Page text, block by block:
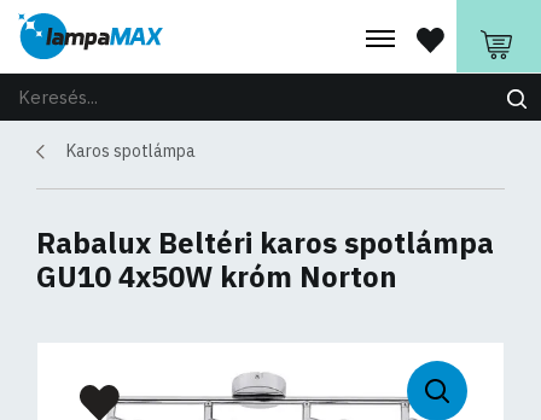
Karos spotlámpa
Rabalux Beltéri karos spotlámpa
GU10 4x50W króm Norton